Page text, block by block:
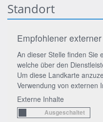
Standort
Empfohlener
An dieser Stelle finden Sie
welche über den
Um diese Landkarte
Verwendung von externen
Externe Inhalte